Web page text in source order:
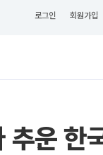
로그인 회원가입
운 한